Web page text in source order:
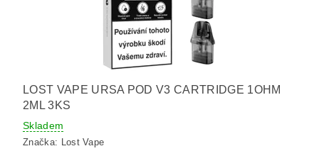
LOST VAPE URSA POD V3 CARTRIDGE 1OHM
2ML 3KS
Skladem
Značka: Lost Vape